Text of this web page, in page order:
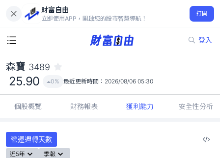
財富自由
立即使用APP，開啟您的股市智慧導航！
打開
登入
25.90
0%
森寶 3489
25.90 0% 最近更新時間： 2026/08/06 05:30
個股概覽 財務報表 獲利能力 安全性分析
營運週轉天數
近5年 季報